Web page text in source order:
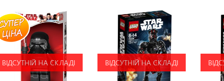
ВІДСУТНІЙ НА СКЛАДІ ВІДСУТНІЙ НА СКЛАДІ